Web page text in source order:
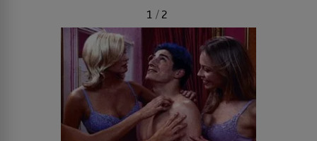
1 / 2